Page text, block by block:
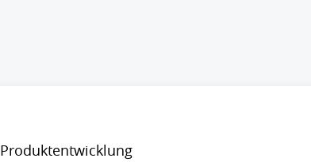
Produktentwicklung